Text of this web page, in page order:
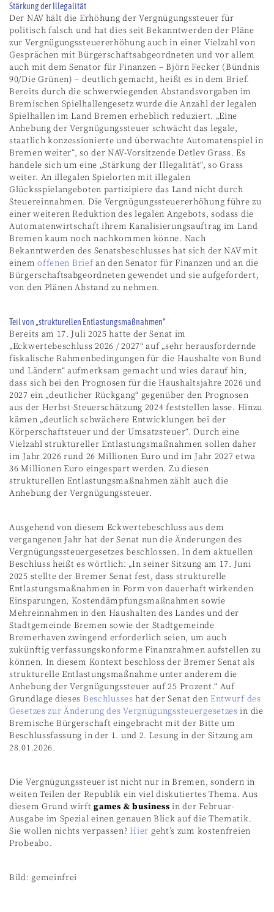
Stärkung der Illegalität
Der NAV hält die Erhöhung der Vergnügungssteuer für
politisch falsch und hat dies seit Bekanntwerden der Pläne
zur Vergnügungssteuererhöhung auch in einer Vielzahl von
Gesprächen mit Bürgerschaftsabgeordneten und vor allem
auch mit dem Senator für Finanzen – Björn Fecker (Bündnis
90/Die Grünen) – deutlich gemacht, heißt es in dem Brief.
Bereits durch die schwerwiegenden Abstandsvorgaben im
Bremischen Spielhallengesetz wurde die Anzahl der legalen
Spielhallen im Land Bremen erheblich reduziert. „Eine
Anhebung der Vergnügungssteuer schwächt das legale,
staatlich konzessionierte und überwachte Automatenspiel in
Bremen weiter“, so der NAV-Vorsitzende Detlev Grass. Es
handele sich um eine „Stärkung der Illegalität“, so Grass
weiter. An illegalen Spielorten mit illegalen
Glücksspielangeboten partizipiere das Land nicht durch
Steuereinnahmen. Die Vergnügungssteuererhöhung führe zu
einer weiteren Reduktion des legalen Angebots, sodass die
Automatenwirtschaft ihrem Kanalisierungsauftrag im Land
Bremen kaum noch nachkommen könne. Nach
Bekanntwerden des Senatsbeschlusses hat sich der NAV mit
einemoffenen Briefan den Senator für Finanzen und an die
Bürgerschaftsabgeordneten gewendet und sie aufgefordert,
von den Plänen Abstand zu nehmen.
Teil von „strukturellen Entlastungsmaßnahmen“
Bereits am 17. Juli 2025 hatte der Senat im
„Eckwertebeschluss 2026 / 2027“ auf „sehr herausfordernde
fiskalische Rahmenbedingungen für die Haushalte von Bund
und Ländern“ aufmerksam gemacht und wies darauf hin,
dass sich bei den Prognosen für die Haushaltsjahre 2026 und
2027 ein „deutlicher Rückgang“ gegenüber den Prognosen
aus der Herbst-Steuerschätzung 2024 feststellen lasse. Hinzu
kämen „deutlich schwächere Entwicklungen bei der
Körperschaftsteuer und der Umsatzsteuer“. Durch eine
Vielzahl struktureller Entlastungsmaßnahmen sollen daher
im Jahr 2026 rund 26 Millionen Euro und im Jahr 2027 etwa
36 Millionen Euro eingespart werden. Zu diesen
strukturellen Entlastungsmaßnahmen zählt auch die
Anhebung der Vergnügungssteuer.
Ausgehend von diesem Eckwertebeschluss aus dem
vergangenen Jahr hat der Senat nun die Änderungen des
Vergnügungssteuergesetzes beschlossen. In dem aktuellen
Beschluss heißt es wörtlich: „In seiner Sitzung am 17. Juni
2025 stellte der Bremer Senat fest, dass strukturelle
Entlastungsmaßnahmen in Form von dauerhaft wirkenden
Einsparungen, Kostendämpfungsmaßnahmen sowie
Mehreinnahmen in den Haushalten des Landes und der
Stadtgemeinde Bremen sowie der Stadtgemeinde
Bremerhaven zwingend erforderlich seien, um auch
zukünftig verfassungskonforme Finanzrahmen aufstellen zu
können. In diesem Kontext beschloss der Bremer Senat als
strukturelle Entlastungsmaßnahme unter anderem die
Anhebung der Vergnügungssteuer auf 25 Prozent.“ Auf
Grundlage dieses Beschlusses hat der Senat den Entwurf des
Gesetzes zur Änderung des Vergnügungssteuergesetzes in die
Bremische Bürgerschaft eingebracht mit der Bitte um
Beschlussfassung in der 1. und 2. Lesung in der Sitzung am
28.01.2026.
Die Vergnügungssteuer ist nicht nur in Bremen, sondern in
weiten Teilen der Republik ein viel diskutiertes Thema. Aus
diesem Grund wirftgames & business in der Februar-
Ausgabe im Spezial einen genauen Blick auf die Thematik.
Sie wollen nichts verpassen? Hier geht’s zum kostenfreien
Probeabo.
Bild: gemeinfrei